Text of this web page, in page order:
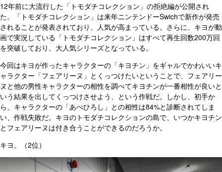
12年前に大流行した「トモダチコレクション」の拒絶編が公開され
た。「トモダチコレクション」は来年ニンテンドーSwichで新作が発売
されることが発表されており、人気が高まっている。さらに、キヨが動
画で実況している「トモダチコレクション」はすべて再生回数200万回
を突破しており、大人気シリーズとなっている。
今回はキヨが作ったキャラクターの「キヨチン」をギャルでかわいいキ
ャラクター「フェアリーヌ」とくっつけたいということで、フェアリー
ヌと他の男性キャラクターの相性を調べてキヨチンが一番相性が良いと
いう結果を出してくっつけさせよう、という作戦だ。しかし、初手か
ら、キャラクターの「あべひろし」との相性は84%と診断されてしま
い、作戦失敗だ。キヨのトモダチコレクションの島で、いつかキヨチン
とフェアリーヌは付き合うことができるのだろうか。
キヨ。（2位）